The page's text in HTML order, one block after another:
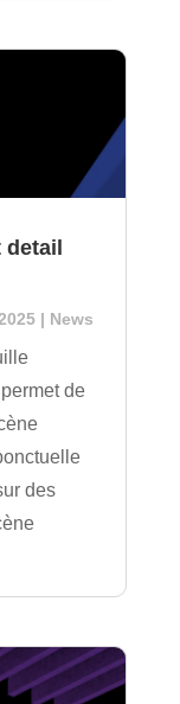
detail
| News
de
des